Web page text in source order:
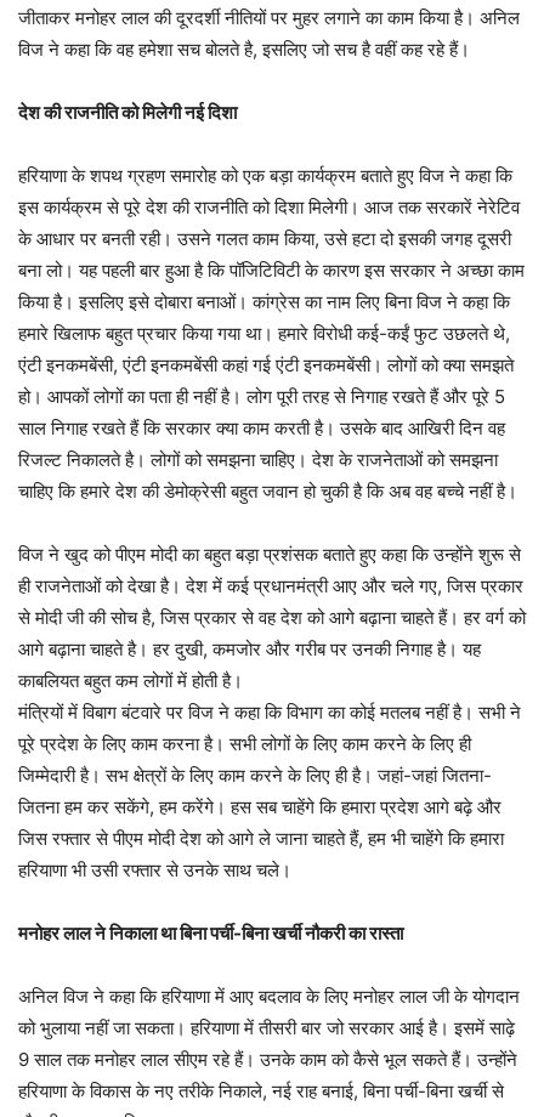
जीताकर मनोहर लाल की दूरदर्शी नीतियों पर मुहर लगाने का काम किया है। अनिल
विज ने कहा कि वह हमेशा सच बोलते है, इसलिए जो सच है वहीं कह रहे हैं।
देश की राजनीति को मिलेगी नई दिशा
हरियाणा के शपथ ग्रहण समारोह को एक बड़ा कार्यक्रम बताते हुए विज ने कहा कि
इस कार्यक्रम से पूरे देश की राजनीति को दिशा मिलेगी। आज तक सरकारें नेरेटिव
के आधार पर बनती रही। उसने गलत काम किया, उसे हटा दो इसकी जगह दूसरी
बना लो। यह पहली बार हुआ है कि पॉजिटिविटी के कारण इस सरकार ने अच्छा काम
किया है। इसलिए इसे दोबारा बनाओं। कांग्रेस का नाम लिए बिना विज ने कहा कि
हमारे खिलाफ बहुत प्रचार किया गया था। हमारे विरोधी कई-कईं फुट उछलते थे,
एंटी इनकमबेंसी, एंटी इनकमबेंसी कहां गई एंटी इनकमबेंसी। लोगों को क्या समझते
हो। आपकों लोगों का पता ही नहीं है। लोग पूरी तरह से निगाह रखते हैं और पूरे 5
साल निगाह रखते हैं कि सरकार क्या काम करती है। उसके बाद आखिरी दिन वह
रिजल्ट निकालते है। लोगों को समझना चाहिए। देश के राजनेताओं को समझना
चाहिए कि हमारे देश की डेमोक्रेसी बहुत जवान हो चुकी है कि अब वह बच्चे नहीं है।
विज ने खुद को पीएम मोदी का बहुत बड़ा प्रशंसक बताते हुए कहा कि उन्होंने शुरू से
ही राजनेताओं को देखा है। देश में कई प्रधानमंत्री आए और चले गए, जिस प्रकार
से मोदी जी की सोच है, जिस प्रकार से वह देश को आगे बढ़ाना चाहते हैं। हर वर्ग को
आगे बढ़ाना चाहते है। हर दुखी, कमजोर और गरीब पर उनकी निगाह है। यह
काबलियत बहुत कम लोगों में होती है।
मंत्रियों में विबाग बंटवारे पर विज ने कहा कि विभाग का कोई मतलब नहीं है। सभी ने
पूरे प्रदेश के लिए काम करना है। सभी लोगों के लिए काम करने के लिए ही
जिम्मेदारी है। सभ क्षेत्रों के लिए काम करने के लिए ही है। जहां-जहां जितना-
जितना हम कर सकेंगे, हम करेंगे। हस सब चाहेंगे कि हमारा प्रदेश आगे बढ़े और
जिस रफ्तार से पीएम मोदी देश को आगे ले जाना चाहते हैं, हम भी चाहेंगे कि हमारा
हरियाणा भी उसी रफ्तार से उनके साथ चले।
मनोहर लाल ने निकाला था बिना पर्ची-बिना खर्ची नौकरी का रास्ता
अनिल विज ने कहा कि हरियाणा में आए बदलाव के लिए मनोहर लाल जी के योगदान
को भुलाया नहीं जा सकता। हरियाणा में तीसरी बार जो सरकार आई है। इसमें साढ़े
9 साल तक मनोहर लाल सीएम रहे हैं। उनके काम को कैसे भूल सकते हैं। उन्होंने
हरियाणा के विकास के नए तरीके निकाले, नई राह बनाई, बिना पर्ची-बिना खर्ची से